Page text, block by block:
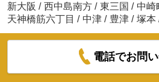
新大阪 / 西中島南方 / 東三国 / 中崎
天神橋筋六丁目 / 中津 / 豊津 / 塚本
電話でお問